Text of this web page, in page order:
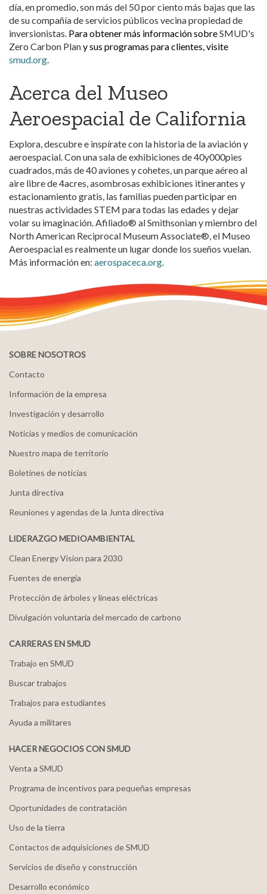
día, en promedio, son más del 50 por ciento más bajas que las
de su compañía de servicios públicos vecina propiedad de
inversionistas. Para obtener más información sobreSMUD's
Zero Carbon Plany sus programas para clientes, visite
smud.org.
Acerca del Museo
Aeroespacial de California
Explora, descubre e inspírate con la historia de la aviación y
aeroespacial. Con una sala de exhibiciones de 40y000pies
cuadrados, más de 40 aviones y cohetes, un parque aéreo al
aire libre de 4acres, asombrosas exhibiciones itinerantes y
estacionamiento gratis, las familias pueden participar en
nuestras actividades STEM para todas las edades y dejar
volar su imaginación. Afiliado® al Smithsonian y miembro del
North American Reciprocal Museum Associate®, el Museo
Aeroespacial es realmente un lugar donde los sueños vuelan.
Más información en: aerospaceca.org.
SOBRE NOSOTROS
Contacto
Información de la empresa
Investigación y desarrollo
Noticias y medios de comunicación
Nuestro mapa de territorio
Boletines de noticias
Junta directiva
Reuniones y agendas de la Junta directiva
LIDERAZGO MEDIOAMBIENTAL
Clean Energy Vision para 2030
Fuentes de energía
Protección de árboles y líneas eléctricas
Divulgación voluntaria del mercado de carbono
CARRERAS EN SMUD
Trabajo en SMUD
Buscar trabajos
Trabajos para estudiantes
Ayuda a militares
HACER NEGOCIOS CON SMUD
Venta a SMUD
Programa de incentivos para pequeñas empresas
Oportunidades de contratación
Uso de la tierra
Contactos de adquisiciones de SMUD
Servicios de diseño y construcción
Desarrollo económico